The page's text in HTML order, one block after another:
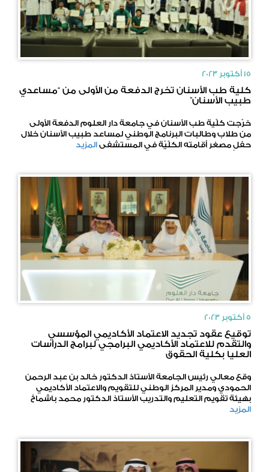
15 أكتوبر 2023
كلية طب الأسنان تخرج الدفعة من الأولى من “مساعدي
طبيب الأسنان”
خرّجت كلّية طب الأسنان في جامعة دار العلوم الدفعة الأولى
من طلاب وطالبات البرنامج الوطني لمساعد طبيب الأسنان خلال
حفلٍ مصغر أقامته الكلّيّة في المستشفى المزيد
5 أكتوبر 2023
توقيع عقود تجديد الاعتماد الأكاديمي المؤسسي
والتقدم للاعتماد الأكاديمي البرامجي لبرامج الدراسات
العليا بكلية الحقوق
وقع معالي رئيس الجامعة الأستاذ الدكتور خالد بن عبد الرحمن
الحمودي ومدير المركز الوطني للتقويم والاعتماد الأكاديمي
بهيئة تقويم التعليم والتدريب الأستاذ الدكتور محمد باشماخ
المزيد